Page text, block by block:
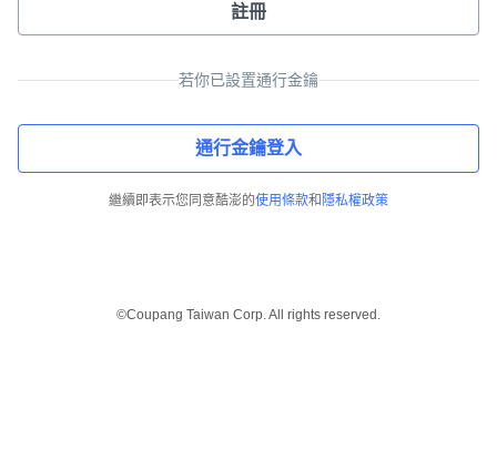
註冊
若你已設置通行金鑰
通行金鑰登入
繼續即表示您同意酷澎的使用條款和 隱私權政策
©Coupang Taiwan Corp. All rights reserved.